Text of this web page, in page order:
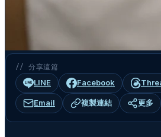
// 分享這篇
LINE Facebook
Email 複製連結 更多